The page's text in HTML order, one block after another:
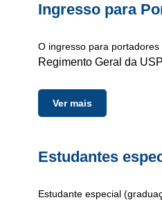
Ingresso para
O ingresso para
Regimento Geral da USP
Ver mais
Estudantes
Estudante especial